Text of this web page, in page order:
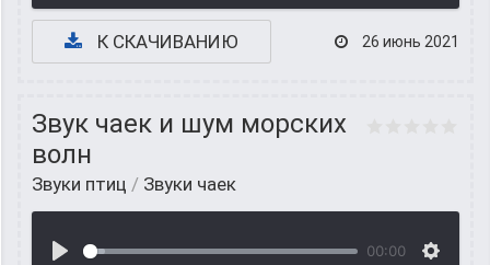
К СКАЧИВАНИЮ 26 июнь 2021
Звук чаек и шум морских
волн
Звуки птиц / Звуки чаек
00:00